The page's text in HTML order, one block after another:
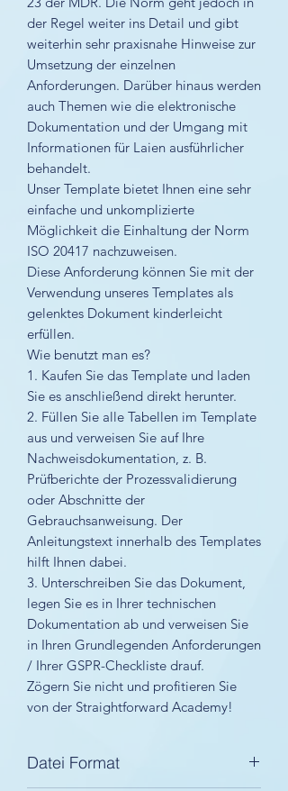
der Regel weiter ins Detail und gibt
weiterhin sehr praxisnahe Hinweise zur
Umsetzung der einzelnen
Anforderungen. Darüber hinaus werden
auch Themen wie die elektronische
Dokumentation und der Umgang mit
Informationen für Laien ausführlicher
behandelt.
Unser Template bietet Ihnen eine sehr
einfache und unkomplizierte
Möglichkeit die Einhaltung der Norm
ISO 20417 nachzuweisen.
Diese Anforderung können Sie mit der
Verwendung unseres Templates als
gelenktes Dokument kinderleicht
erfüllen.
Wie benutzt man es?
1. Kaufen Sie das Template und laden
Sie es anschließend direkt herunter.
2. Füllen Sie alle Tabellen im Template
aus und verweisen Sie auf Ihre
Nachweisdokumentation, z. B.
Prüfberichte der Prozessvalidierung
oder Abschnitte der
Gebrauchsanweisung. Der
Anleitungstext innerhalb des Templates
hilft Ihnen dabei.
3. Unterschreiben Sie das Dokument,
legen Sie es in Ihrer technischen
Dokumentation ab und verweisen Sie
in Ihren Grundlegenden Anforderungen
/ Ihrer GSPR-Checkliste drauf.
Zögern Sie nicht und profitieren Sie
von der Straightforward Academy!
Datei Format